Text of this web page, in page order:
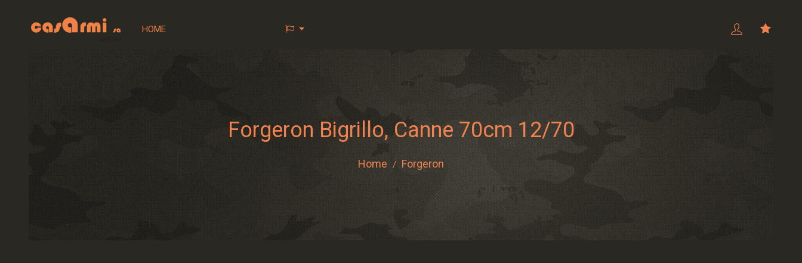
HOME
Forgeron Bigrillo, Canne 70cm 12/70
Home / Forgeron